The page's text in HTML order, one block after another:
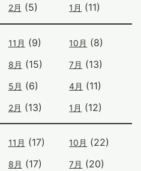
2月 (5) 1月 (11)
11月 (9) 10月 (8)
8月 (15) 7月 (13)
5月 (6) 4月 (11)
2月 (13) 1月 (12)
11月 (17) 10月 (22)
8月 (17) 7月 (20)